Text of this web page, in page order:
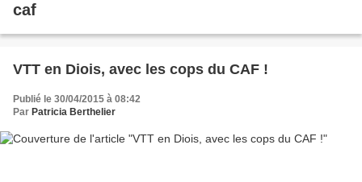
caf
VTT en Diois, avec les cops du CAF !
Publié le 30/04/2015 à 08:42
Par Patricia Berthelier